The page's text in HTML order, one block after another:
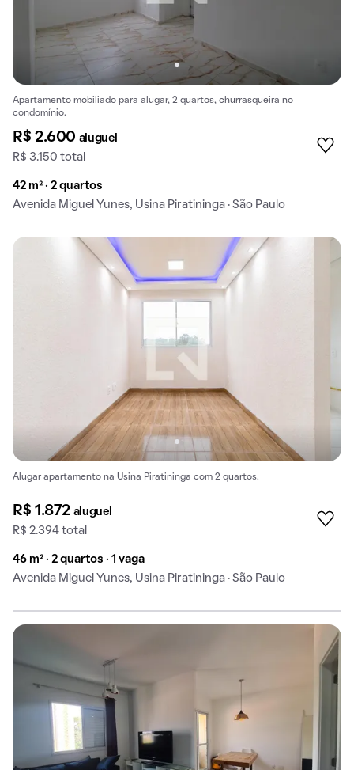
Apartamento mobiliado para alugar, 2 quartos, churrasqueira no
condomínio.
R$ 2.600 aluguel
R$ 3.150 total
42 m² · 2 quartos
Avenida Miguel Yunes, Usina Piratininga · São Paulo
Alugar apartamento na Usina Piratininga com 2 quartos.
R$ 1.872 aluguel
R$ 2.394 total
46 m² · 2 quartos · 1 vaga
Avenida Miguel Yunes, Usina Piratininga · São Paulo